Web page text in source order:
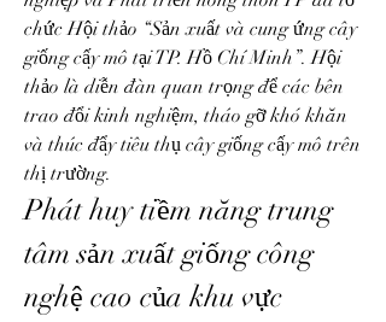
chức Hội thảo “Sản xuất và cung ứng cây
giống cấy mô tại TP. Hồ Chí Minh”. Hội
thảo là diễn đàn quan trọng để các bên
trao đổi kinh nghiệm, tháo gỡ khó khăn
và thúc đẩy tiêu thụ cây giống cấy mô trên
thị trường.
Phát huy tiềm năng trung
tâm sản xuất giống công
nghệ cao của khu vực